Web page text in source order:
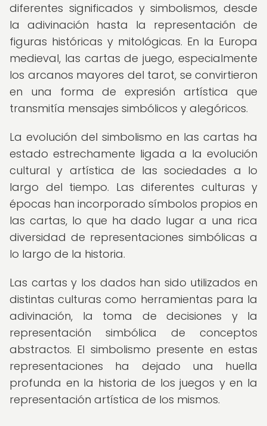
diferentes significados y simbolismos, desde
la adivinación hasta la representación de
figuras históricas y mitológicas. En la Europa
medieval, las cartas de juego, especialmente
los arcanos mayores del tarot, se convirtieron
en una forma de expresión artística que
transmitía mensajes simbólicos y alegóricos.
La evolución del simbolismo en las cartas ha
estado estrechamente ligada a la evolución
cultural y artística de las sociedades a lo
largo del tiempo. Las diferentes culturas y
épocas han incorporado símbolos propios en
las cartas, lo que ha dado lugar a una rica
diversidad de representaciones simbólicas a
lo largo de la historia.
Las cartas y los dados han sido utilizados en
distintas culturas como herramientas para la
adivinación, la toma de decisiones y la
representación simbólica de conceptos
abstractos. El simbolismo presente en estas
representaciones ha dejado una huella
profunda en la historia de los juegos y en la
representación artística de los mismos.